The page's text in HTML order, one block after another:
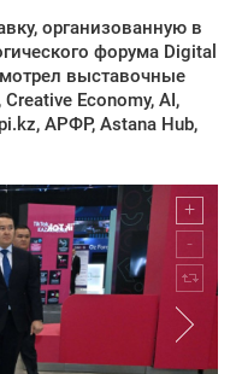
организованную в
форума Digital
выставочные
Economy, AI,
АРФР, Astana Hub,